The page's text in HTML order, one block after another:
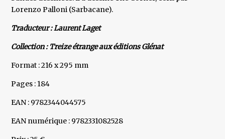
Lorenzo Palloni (Sarbacane).
Traducteur : Laurent Laget
Collection : Treize étrange aux éditions Glénat
Format : 216 x 295 mm
Pages : 184
EAN : 9782344044575
EAN numérique : 9782331082528